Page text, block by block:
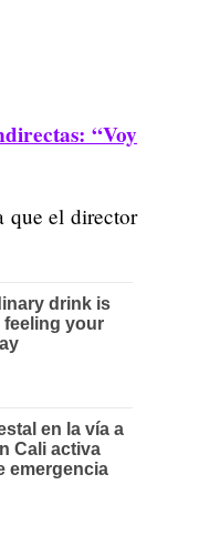
“Voy
que el director